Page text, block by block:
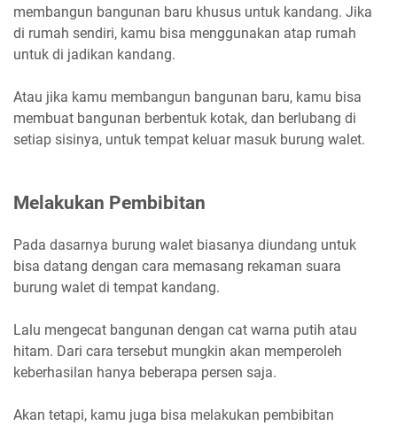
membangun bangunan baru khusus untuk kandang. Jika
di rumah sendiri, kamu bisa menggunakan atap rumah
untuk di jadikan kandang.
Atau jika kamu membangun bangunan baru, kamu bisa
membuat bangunan berbentuk kotak, dan berlubang di
setiap sisinya, untuk tempat keluar masuk burung walet.
Melakukan Pembibitan
Pada dasarnya burung walet biasanya diundang untuk
bisa datang dengan cara memasang rekaman suara
burung walet di tempat kandang.
Lalu mengecat bangunan dengan cat warna putih atau
hitam. Dari cara tersebut mungkin akan memperoleh
keberhasilan hanya beberapa persen saja.
Akan tetapi, kamu juga bisa melakukan pembibitan